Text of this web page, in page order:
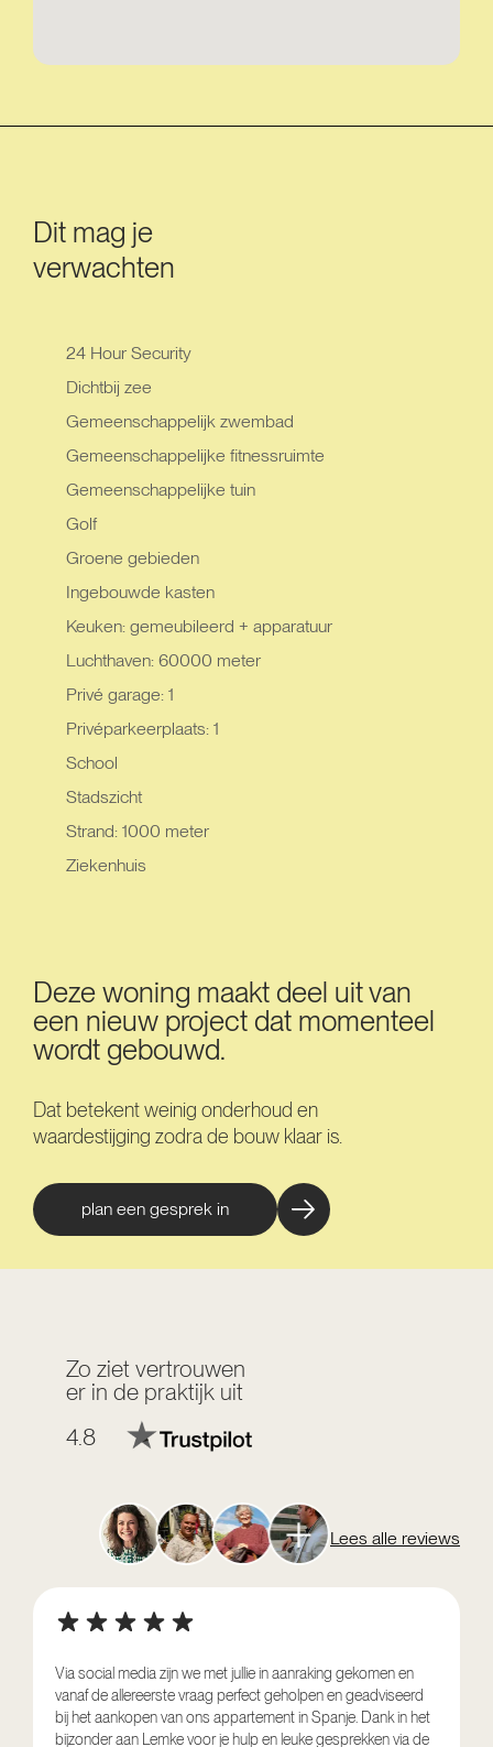
Dit mag je
verwachten
24 Hour Security
Dichtbij zee
Gemeenschappelijk zwembad
Gemeenschappelijke fitnessruimte
Gemeenschappelijke tuin
Golf
Groene gebieden
Ingebouwde kasten
Keuken: gemeubileerd + apparatuur
Luchthaven: 60000 meter
Privé garage: 1
Privéparkeerplaats: 1
School
Stadszicht
Strand: 1000 meter
Ziekenhuis
Deze woning maakt deel uit van
een nieuw project dat momenteel
wordt gebouwd.
Dat betekent weinig onderhoud en
waardestijging zodra de bouw klaar is.
plan een gesprek in
Zo ziet vertrouwen
er in de praktijk uit
4.8
Lees alle reviews
Via social media zijn we met jullie in aanraking gekomen en
vanaf de allereerste vraag perfect geholpen en geadviseerd
bij het aankopen van ons appartement in Spanje. Dank in het
bijzonder aan Lemke voor je hulp en leuke gesprekken via de